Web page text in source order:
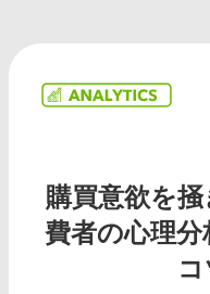
購買意欲を
費者の心理